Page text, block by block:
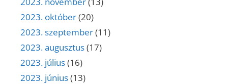
2023. október(20)
2023. szeptember(11)
2023. augusztus(17)
2023. július(16)
2023. június(13)